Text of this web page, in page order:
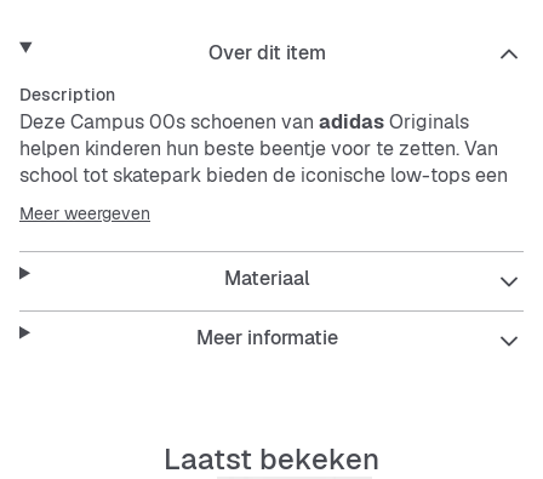
Over dit item
Description
Deze Campus 00s schoenen van adidasOriginals
helpen kinderen hun beste beentje voor te zetten. Van
school tot skatepark bieden de iconische low-tops een
comfortabele, relaxte pasvorm en betrouwbare grip
tijdens het spelen. Suède en leer creëren een robuuste,
premium uitstraling, en de gladde voering en stabiele
zool maken elke stap een waar genot. Door de dikke 3-
Stripes en klassieke logo's langs de zijkant krijgen deze
iconische sneakers een opvallende look die overal mee
Normale pasvorm
Meer weergeven
Materiaal
Meer informatie
Laatst bekeken